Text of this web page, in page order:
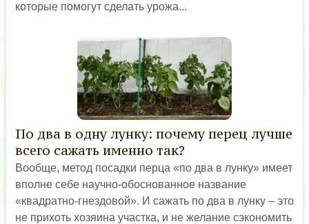
которые помогут сделать урожа...
По два в одну лунку: почему перец лучше
всего сажать именно так?
Вообще, метод посадки перца «по два в лунку» имеет
вполне себе научно-обоснованное название
«квадратно-гнездовой». И сажать по два в лунку – это
не прихоть хозяина участка, и не желание сэкономить